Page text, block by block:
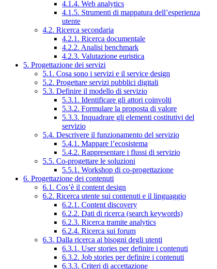
4.1.4. Web analytics
4.1.5. Strumenti di mappatura dell’esperienza
utente
4.2. Ricerca secondaria
4.2.1. Ricerca documentale
4.2.2. Analisi benchmark
4.2.3. Valutazione euristica
5. Progettazione dei servizi
5.1. Cosa sono i servizi e il service design
5.2. Progettare servizi pubblici digitali
5.3. Definire il modello di servizio
5.3.1. Identificare gli attori coinvolti
5.3.2. Formulare la proposta di valore
5.3.3. Inquadrare gli elementi costitutivi del
servizio
5.4. Descrivere il funzionamento del servizio
5.4.1. Mappare l’ecosistema
5.4.2. Rappresentare i flussi di servizio
5.5. Co-progettare le soluzioni
5.5.1. Workshop di co-progettazione
6. Progettazione dei contenuti
6.1. Cos’è il content design
6.2. Ricerca utente sui contenuti e il linguaggio
6.2.1. Content discovery
6.2.2. Dati di ricerca (search keywords)
6.2.3. Ricerca tramite analytics
6.2.4. Ricerca sui forum
6.3. Dalla ricerca ai bisogni degli utenti
6.3.1. User stories per definire i contenuti
6.3.2. Job stories per definire i contenuti
6.3.3. Criteri di accettazione